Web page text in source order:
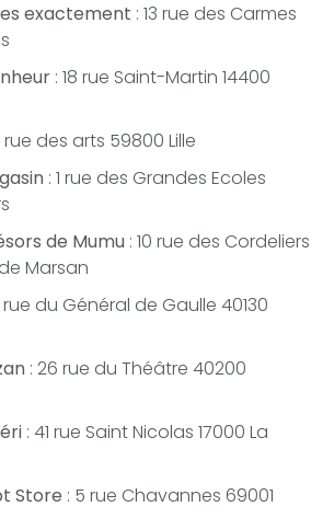
exactement : 13 rue des Carmes
: 18 rue Saint-Martin 14400
rue des arts 59800 Lille
: 1 rue des Grandes Ecoles
de Mumu : 10 rue des Cordeliers
Marsan
rue du Général de Gaulle 40130
: 26 rue du Théâtre 40200
: 41 rue Saint Nicolas 17000 La
Store : 5 rue Chavannes 69001